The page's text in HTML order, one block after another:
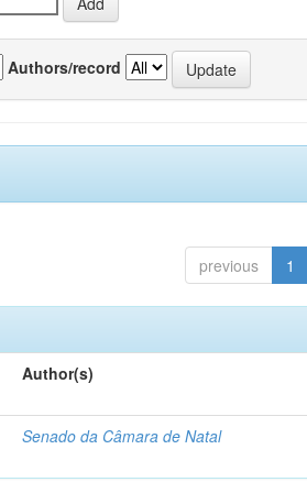
Authors/record
previous 1
Author(s)
Senado da Câmara de Natal